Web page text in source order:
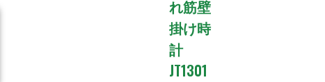
れ筋壁
掛け時
計
JT1301